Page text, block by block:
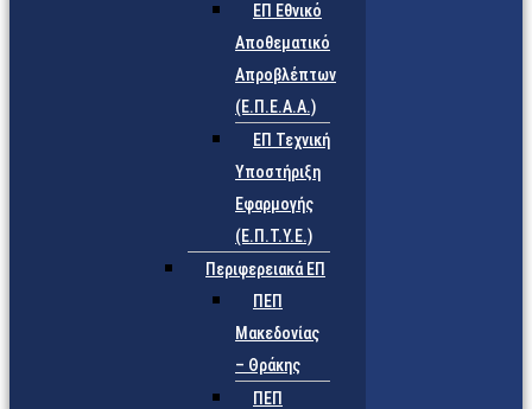
ΕΠ Εθνικό
Αποθεματικό
Απροβλέπτων
(Ε.Π.Ε.Α.Α.)
ΕΠ Τεχνική
Υποστήριξη
Εφαρμογής
(Ε.Π.Τ.Υ.Ε.)
Περιφερειακά ΕΠ
ΠΕΠ
Μακεδονίας
– Θράκης
ΠΕΠ